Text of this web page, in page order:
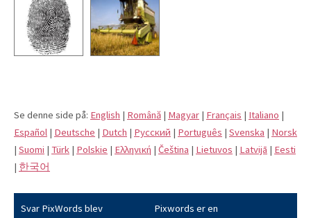
Se denne side på: English | Română | Magyar | Français | Italiano |
Español | Deutsche | Dutch | Pусский | Português | Svenska | Norsk
| Suomi | Türk | Polskie | Eλληνική | Čeština | Lietuvos | Latvijā | Eesti
| 한국어
Svar PixWords blev
Pixwords er en